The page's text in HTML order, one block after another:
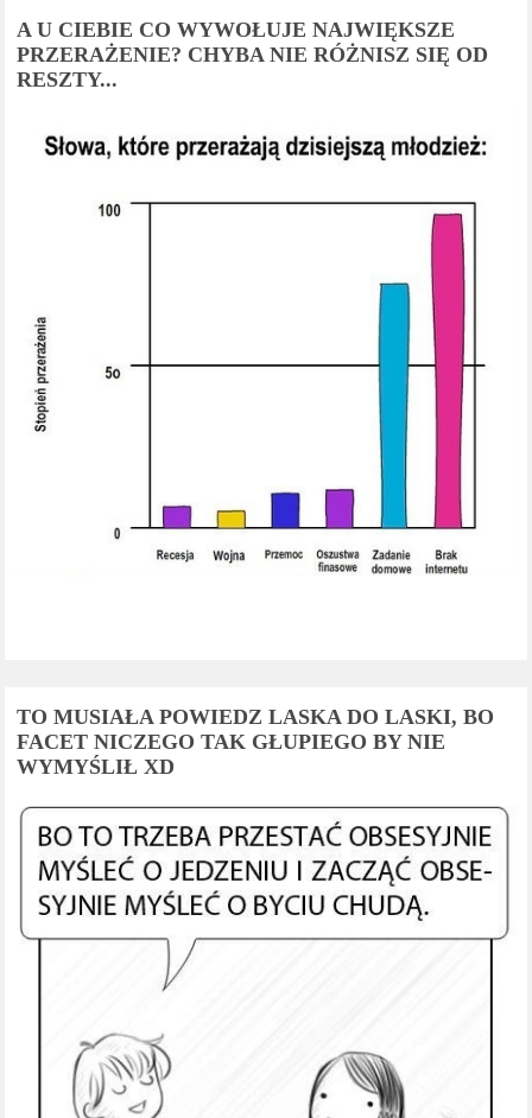
A U CIEBIE CO WYWOŁUJE NAJWIĘKSZE
PRZERAŻENIE? CHYBA NIE RÓŻNISZ SIĘ OD
RESZTY...
TO MUSIAŁA POWIEDZ LASKA DO LASKI, BO
FACET NICZEGO TAK GŁUPIEGO BY NIE
WYMYŚLIŁ XD